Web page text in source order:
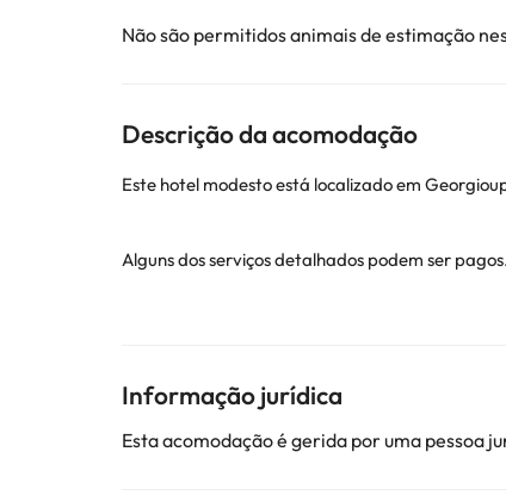
Não são permitidos animais de estimação
Descrição da acomodação
Este hotel modesto está localizado em
Alguns dos serviços detalhados podem ser
Informação jurídica
Esta acomodação é gerida por uma pessoa